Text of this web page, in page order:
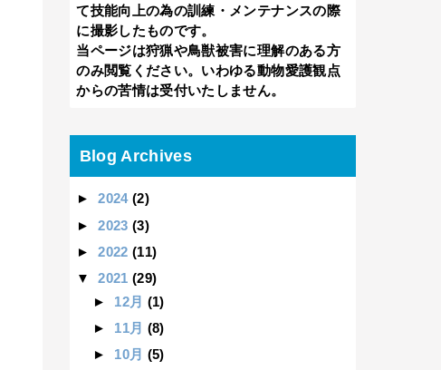
て技能向上の為の訓練・メンテナンスの際
に撮影したものです。
当ページは狩猟や鳥獣被害に理解のある方
のみ閲覧ください。いわゆる動物愛護観点
からの苦情は受付いたしません。
Blog Archives
►2024 (2)
►2023 (3)
►2022 (11)
▼
2021 (29)
► 12月 (1)
► 11月 (8)
► 10月 (5)